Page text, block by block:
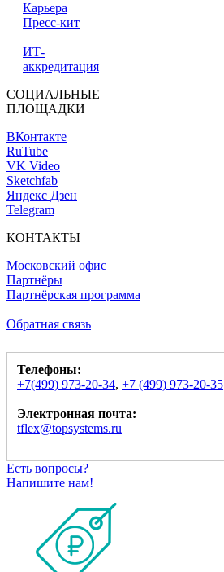
Карьера
Пресс-кит
ИТ-
аккредитация
СОЦИАЛЬНЫЕ
ПЛОЩАДКИ
ВКонтакте
RuTube
VK Video
Sketchfab
Яндекс Дзен
Telegram
КОНТАКТЫ
Московский офис
Партнёры
Партнёрская программа
Обратная связь
Телефоны:
+7(499) 973-20-34, +7 (499) 973-20-35
Электронная почта:
tflex@topsystems.ru
Есть вопросы?
Напишите нам!